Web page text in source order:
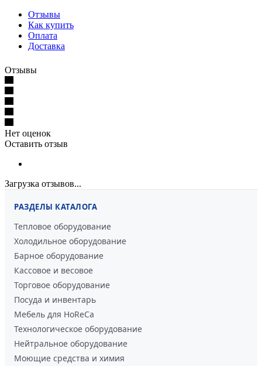
Отзывы
Как купить
Оплата
Доставка
Отзывы
Нет оценок
Оставить отзыв
Загрузка отзывов...
РАЗДЕЛЫ КАТАЛОГА
Тепловое оборудование
Холодильное оборудование
Барное оборудование
Кассовое и весовое
Торговое оборудование
Посуда и инвентарь
Мебель для HoReCa
Технологическое оборудование
Нейтральное оборудование
Моющие средства и химия